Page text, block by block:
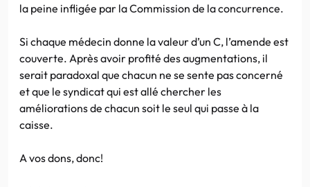
la peine infligée par la Commission de la concurrence.
Si chaque médecin donne la valeur d’un C, l’amende est
couverte. Après avoir profité des augmentations, il
serait paradoxal que chacun ne se sente pas concerné
et que le syndicat qui est allé chercher les
améliorations de chacun soit le seul qui passe à la
caisse.
A vos dons, donc!